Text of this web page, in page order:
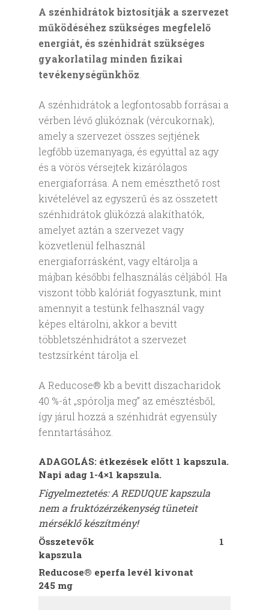
A szénhidrátok biztosítják a szervezet
működéséhez szükséges megfelelő
energiát, és szénhidrát szükséges
gyakorlatilag minden fizikai
tevékenységünkhöz
A szénhidrátok a legfontosabb forrásai a
vérben lévő glükóznak (vércukornak),
amely a szervezet összes sejtjének
legfőbb üzemanyaga, és egyúttal az agy
és a vörös vérsejtek kizárólagos
energiaforrása. A nem emészthető rost
kivételével az egyszerű és az összetett
szénhidrátok glükózzá alakíthatók,
amelyet aztán a szervezet vagy
közvetlenül felhasznál
energiaforrásként, vagy eltárolja a
májban későbbi felhasználás céljából. Ha
viszont több kalóriát fogyasztunk, mint
amennyit a testünk felhasznál vagy
képes eltárolni, akkor a bevitt
többletszénhidrátot a szervezet
testzsírként tárolja el.
A Reducose® kb a bevitt diszacharidok
40 %-át „spórolja meg” az emésztésből,
így járul hozzá a szénhidrát egyensúly
fenntartásához.
ADAGOLÁS: étkezések előtt 1 kapszula.
Napi adag 1-4×1 kapszula.
Figyelmeztetés: A REDUQUE kapszula
nem a fruktózérzékenység tüneteit
mérséklő készítmény!
Összetevők 1
kapszula
Reducose® eperfa levél kivonat
245 mg